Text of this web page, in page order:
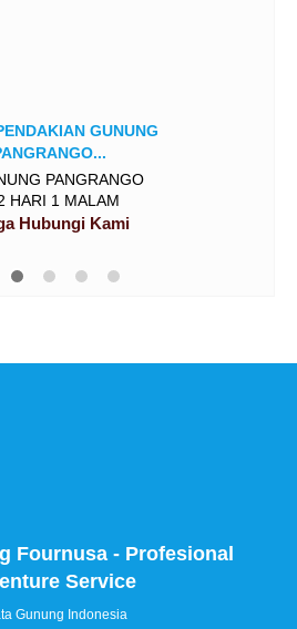
GUNUNG
PANGRANGO
HARI 1 MALAM
Hubungi Kami
Fournusa - Profesional
Service
Gunung Indonesia